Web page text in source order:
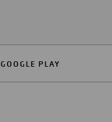
GOOGLE PLAY